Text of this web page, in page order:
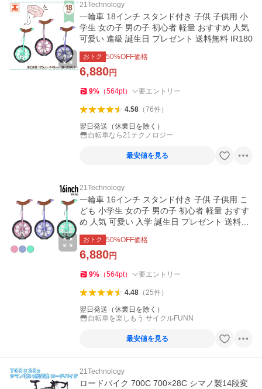
21Technology
一輪車 18インチ スタンド付き 子供 子供用 小
学生 女の子 男の子 初心者 軽量 おすすめ 人気
可愛い 進級 誕生日 プレゼント 送料無料 IR180
おトク 50%OFF価格
6,880円
9% （564pt） 要エントリー
4.58（76件）
翌日発送（休業日を除く）
自転車なら21テクノロジー
最安値を見る
21Technology
一輪車 16インチ スタンド付き 子供 子供用 こ
ども 小学生 女の子 男の子 初心者 軽量 おすす
め 人気 可愛い 入学 誕生日 プレゼント 送料無
料 IR160
おトク 50%OFF価格
6,880円
9% （564pt） 要エントリー
4.48（25件）
翌日発送（休業日を除く）
自転車を楽しもう サイクルFUNN
最安値を見る
21Technology
ロードバイク 700C 700×28C シマノ製14段変